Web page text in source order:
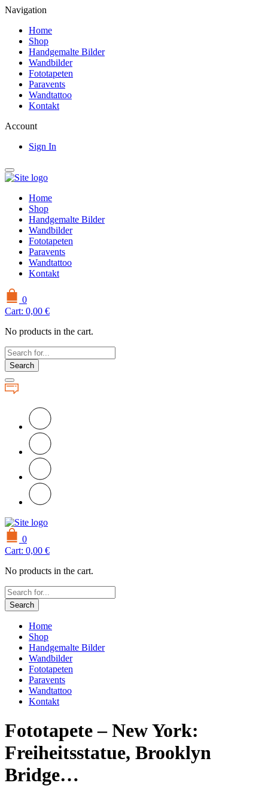
Navigation
Home
Shop
Handgemalte Bilder
Wandbilder
Fototapeten
Paravents
Wandtattoo
Kontakt
Account
Sign In
Home
Shop
Handgemalte Bilder
Wandbilder
Fototapeten
Paravents
Wandtattoo
Kontakt
0
Cart: 0,00 €
No products in the cart.
Search
0
Cart: 0,00 €
No products in the cart.
Search
Home
Shop
Handgemalte Bilder
Wandbilder
Fototapeten
Paravents
Wandtattoo
Kontakt
Fototapete – New York:
Freiheitsstatue, Brooklyn
Bridge…